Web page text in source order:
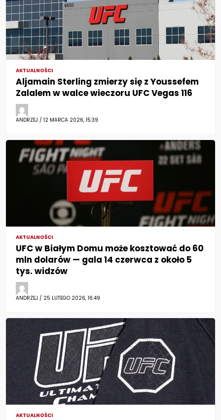
AKTUALNOŚCI
Aljamain Sterling zmierzy się z Youssefem
Zalalem w walce wieczoru UFC Vegas 116
ANDRZEJ / 12 MARCA 2026, 15:39
AKTUALNOŚCI
UFC w Białym Domu może kosztować do 60
mln dolarów — gala 14 czerwca z około 5
tys. widzów
ANDRZEJ / 25 LUTEGO 2026, 16:49
AKTUALNOŚCI